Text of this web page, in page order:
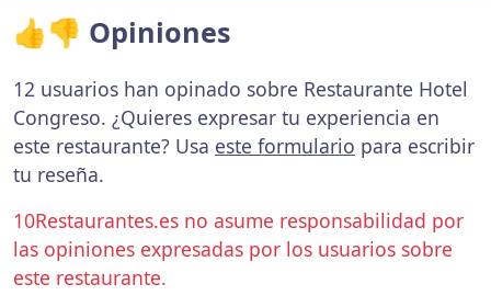
👍👎 Opiniones
12 usuarios han opinado sobre Restaurante Hotel
Congreso. ¿Quieres expresar tu experiencia en
este restaurante? Usa este formulario para escribir
tu reseña.
10Restaurantes.es no asume responsabilidad por
las opiniones expresadas por los usuarios sobre
este restaurante.